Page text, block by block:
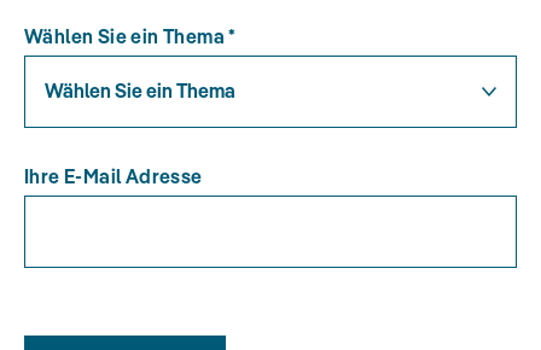
Wählen Sie ein Thema *
Wählen Sie ein Thema
Ihre E-Mail Adresse